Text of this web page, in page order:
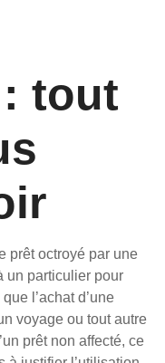
tout
prêt octroyé par une
un particulier pour
l’achat d’une
voyage ou tout autre
prêt non affecté, ce